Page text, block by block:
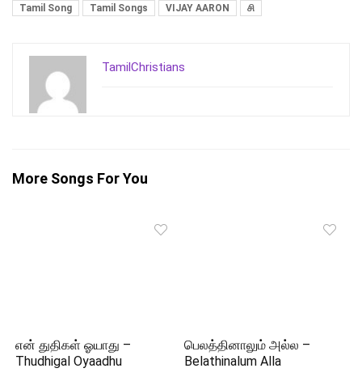
Tamil Song
Tamil Songs VIJAY AARON சி
TamilChristians
More Songs For You
என் துதிகள் ஓயாது –
Thudhigal Oyaadhu
பெலத்தினாலும் அல்ல –
Belathinalum Alla